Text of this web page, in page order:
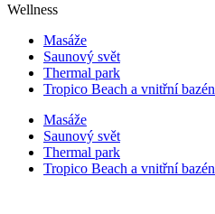
Wellness
Masáže
Saunový svět
Thermal park
Tropico Beach a vnitřní bazén
Masáže
Saunový svět
Thermal park
Tropico Beach a vnitřní bazén